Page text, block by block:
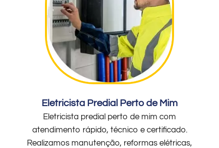
Eletricista Predial Perto de Mim
Eletricista predial perto de mim com
atendimento rápido, técnico e certificado.
Realizamos manutenção, reformas elétricas,